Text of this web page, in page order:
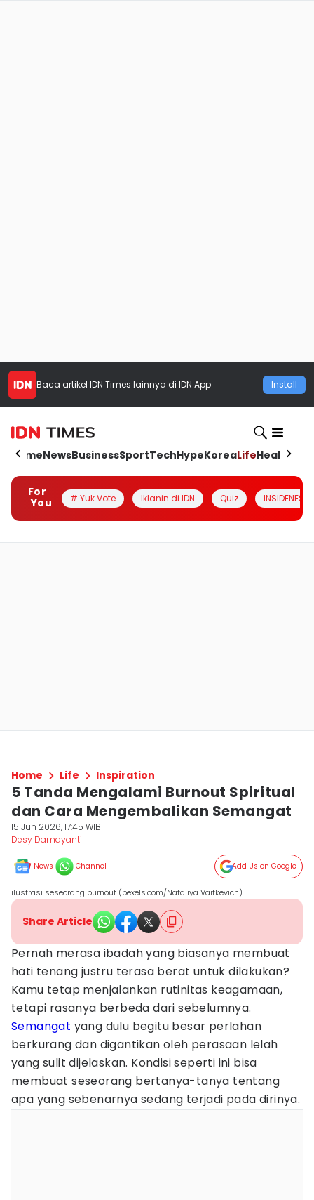
Baca artikel IDN Times lainnya di IDN App Install
HomeNewsBusinessSportTechHypeKoreaLifeHealth
For
You
# Yuk Vote Iklanin di IDN Quiz INSIDENESIA
Home Life Inspiration
5 Tanda Mengalami Burnout Spiritual
dan Cara Mengembalikan Semangat
15 Jun 2026, 17:45 WIB
Desy Damayanti
News Channel Add Us on Google
ilustrasi seseorang burnout (pexels.com/Nataliya Vaitkevich)
Share Article
Pernah merasa ibadah yang biasanya membuat
hati tenang justru terasa berat untuk dilakukan?
Kamu tetap menjalankan rutinitas keagamaan,
tetapi rasanya berbeda dari sebelumnya.
Semangat yang dulu begitu besar perlahan
berkurang dan digantikan oleh perasaan lelah
yang sulit dijelaskan. Kondisi seperti ini bisa
membuat seseorang bertanya-tanya tentang
apa yang sebenarnya sedang terjadi pada dirinya.